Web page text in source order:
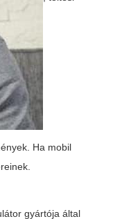
Ha mobil
gyártója által